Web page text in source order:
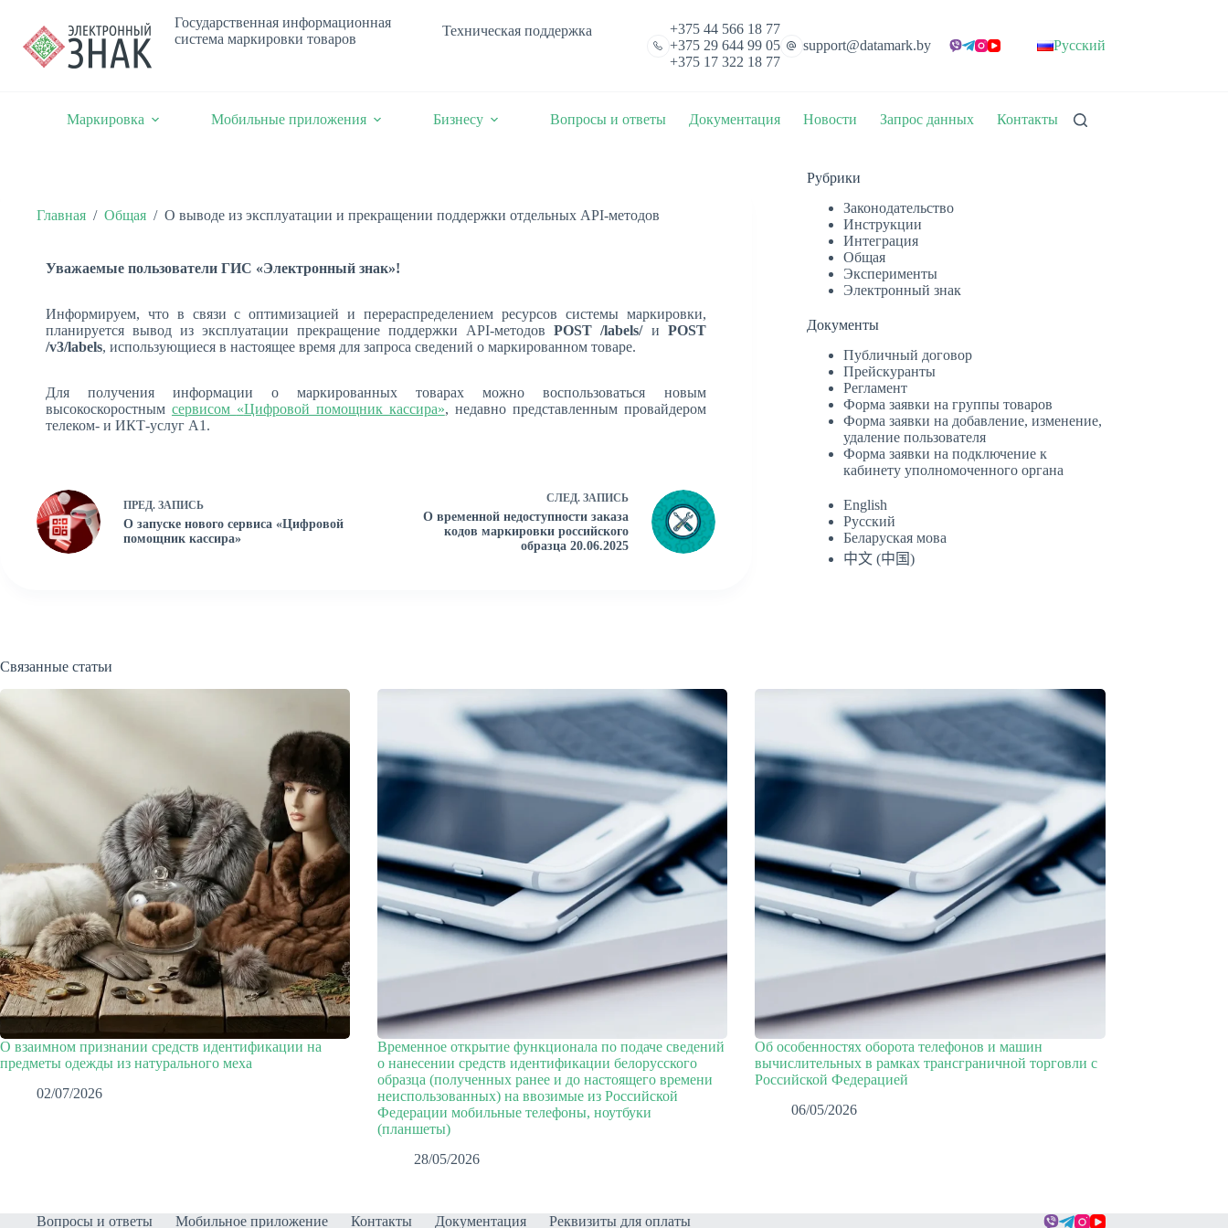
Государственная информационная
система маркировки товаров
Техническая поддержка
+375 44 566 18 77
+375 29 644 99 05
+375 17 322 18 77
support@datamark.by Русский
Маркировка Мобильные приложения Бизнесу Вопросы и ответы Документация Новости Запрос данных Контакты
Главная / Общая / О выводе из эксплуатации и прекращении поддержки отдельных API-методов
Уважаемые пользователи ГИС «Электронный знак»!
Информируем, что в связи с оптимизацией и перераспределением ресурсов системы маркировки,
планируется вывод из эксплуатации прекращение поддержки API-методовPOST /labels/и POST
/v3/labels, использующиеся в настоящее время для запроса сведений о маркированном товаре.
Для получения информации о маркированных товарах можно воспользоваться новым
высокоскоростным сервисом «Цифровой помощник кассира», недавно представленным провайдером
телеком- и ИКТ-услуг А1.
ПРЕД. ЗАПИСЬ
О запуске нового сервиса «Цифровой
помощник кассира»
СЛЕД. ЗАПИСЬ
О временной недоступности заказа
кодов маркировки российского
образца 20.06.2025
Рубрики
Законодательство
Инструкции
Интеграция
Общая
Эксперименты
Электронный знак
Документы
Публичный договор
Прейскуранты
Регламент
Форма заявки на группы товаров
Форма заявки на добавление, изменение,
удаление пользователя
Форма заявки на подключение к
кабинету уполномоченного органа
English
Русский
Беларуская мова
中文 (中国)
Связанные статьи
О взаимном признании средств идентификации на
предметы одежды из натурального меха
02/07/2026
Временное открытие функционала по подаче сведений
о нанесении средств идентификации белорусского
образца (полученных ранее и до настоящего времени
неиспользованных) на ввозимые из Российской
Федерации мобильные телефоны, ноутбуки
(планшеты)
28/05/2026
Об особенностях оборота телефонов и машин
вычислительных в рамках трансграничной торговли с
Российской Федерацией
06/05/2026
Вопросы и ответы Мобильное приложение Контакты Документация Реквизиты для оплаты